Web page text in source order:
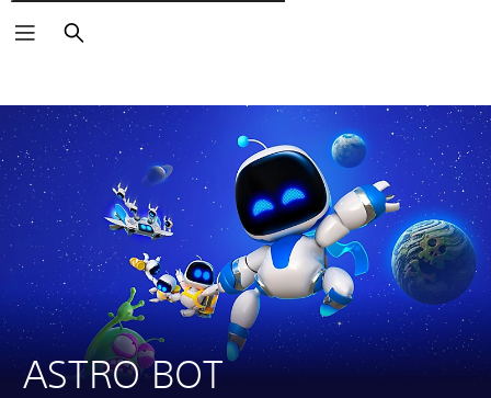
Pesquisar
ASTRO BOT
Clica nos ícones